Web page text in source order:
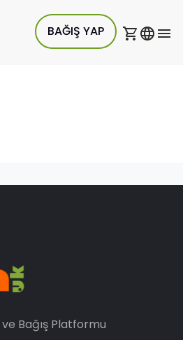
BAĞIŞ YAP
ve Bağış Platformu